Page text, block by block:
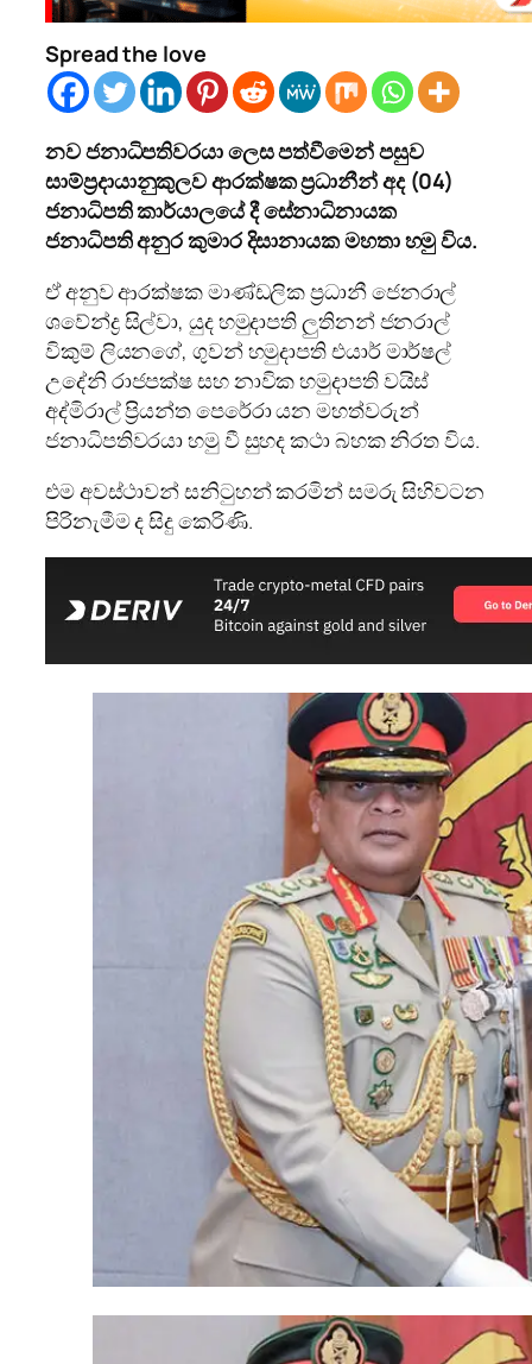
Spread the love
නව ජනාධිපතිවරයා ලෙස පත්වීමෙන් පසුව
සාම්ප්‍රදායානුකුලව ආරක්ෂක ප්‍රධානීන් අද (04)
ජනාධිපති කාර්යාලයේ දී සේනාධිනායක
ජනාධිපති අනුර කුමාර දිසානායක මහතා හමු විය.
ඒ අනුව ආරක්ෂක මාණ්ඩලික ප්‍රධානී ජෙනරාල්
ශවේන්ද්‍ර සිල්වා, යුද හමුදාපති ලුතිනන් ජනරාල්
විකුම් ලියනගේ, ගුවන් හමුදාපති එයාර් මාර්ෂල්
උදේනි රාජපක්ෂ සහ නාවික හමුදාපති වයිස්
අද්මිරාල් ප්‍රියන්ත පෙරේරා යන මහත්වරුන්
ජනාධිපතිවරයා හමු වී සුහද කථා බහක නිරත විය.
එම අවස්ථාවන් සනිටුහන් කරමින් සමරු සිහිවටන
පිරිනැමීම ද සිදු කෙරිණි.